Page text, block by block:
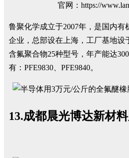
官网：https://
鲁聚化学成立于2007年，是国内有
企业，总部设在上海，工厂基地设
含氟聚合物25种型号，年产能达
有：PFE9830、PFE9840。
13.成都晨光博达新材